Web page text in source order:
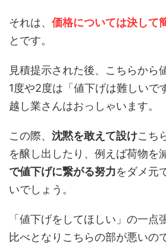
それは、 価格については決して
とです。
見積提示された後、こちらから
1度や2度は「値下げは難しいで
越し業さんはおっしゃいます。
この際、 沈黙を敢えて設けこち
を醸し出したり、例えば荷物を
で値下げに繋がる努力をダメ元
いでしょう。
「値下げをしてほしい」の一点
比べとなりこちらの部が悪いの